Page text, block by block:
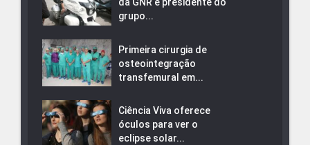
grupo...
Primeira cirurgia de
osteointegração
transfemural em...
Ciência Viva oferece
óculos para ver o
eclipse solar...